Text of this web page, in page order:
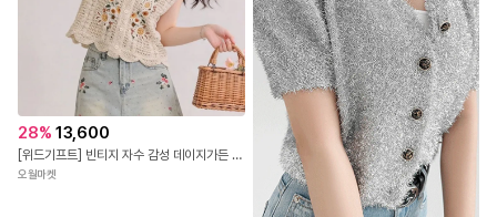
28% 13,600
[위드기프트] 빈티지 자수 감성 데이지가든 크로셰 베스트
오월마켓